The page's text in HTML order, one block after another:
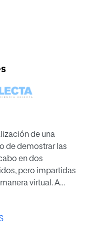
de una
de demostrar las
en dos
pero impartidas
virtual. A
estudio y este nos
desde la
se describirán